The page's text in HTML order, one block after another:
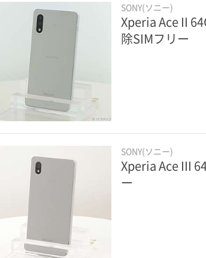
SONY(ソニー)
Xperia Ace II
除SIMフリー
SONY(ソニー)
Xperia Ace III
ー